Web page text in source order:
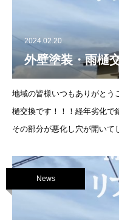
2024.02.20
外壁塗装・雨樋
地域の皆様いつもありがとう
樋交換です！！！経年劣化で
その部分が悪化し穴が開いて
News